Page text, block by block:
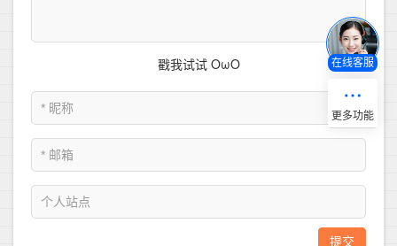
在线客服